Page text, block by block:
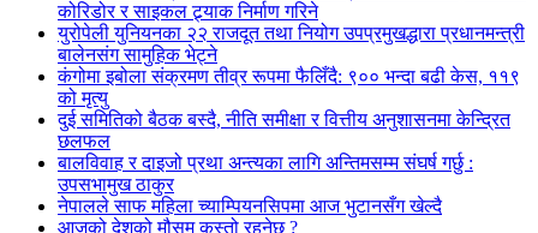
कोरिडोर र साइकल ट्र्याक निर्माण गरिने
युरोपेली युनियनका २२ राजदूत तथा नियोग उपप्रमुखद्धारा प्रधानमन्त्री
बालेनसंग सामुहिक भेट्ने
कंगोमा इबोला संक्रमण तीव्र रूपमा फैलिँदै: ९०० भन्दा बढी केस, ११९
को मृत्यु
दुई समितिको बैठक बस्दै, नीति समीक्षा र वित्तीय अनुशासनमा केन्द्रित
छलफल
बालविवाह र दाइजो प्रथा अन्त्यका लागि अन्तिमसम्म संघर्ष गर्छु :
उपसभामुख ठाकुर
नेपालले साफ महिला च्याम्पियनसिपमा आज भुटानसँग खेल्दै
आजको देशको मौसम कस्तो रहनेछ ?